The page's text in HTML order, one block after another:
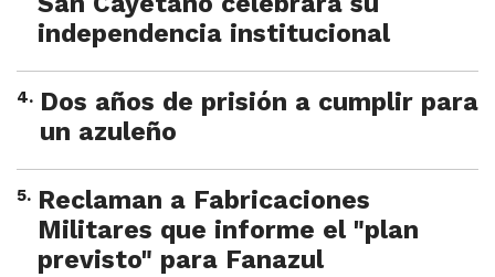
independencia institucional
4. Dos años de prisión a cumplir para
un azuleño
5. Reclaman a Fabricaciones
Militares que informe el "plan
previsto" para Fanazul